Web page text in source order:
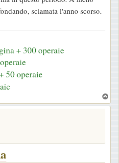
sciamata l'anno scorso.
+ 300 operaie
50 operaie
o